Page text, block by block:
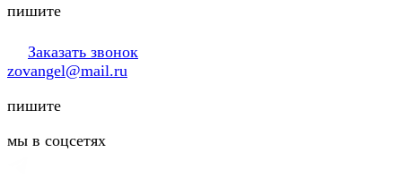
пишите
Заказать звонок
zovangel@mail.ru
пишите
мы в соцсетях